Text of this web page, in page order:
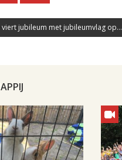
viert jubileum met jubileumvlag op...